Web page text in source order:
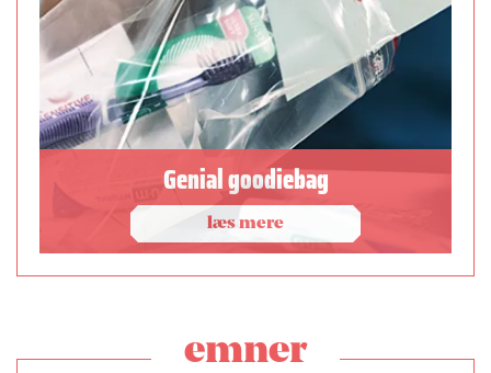
Genial goodiebag
læs mere
emner